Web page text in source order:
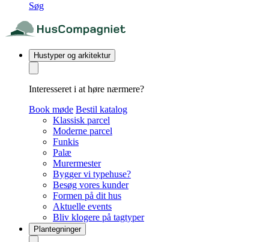
Søg
Hustyper og arkitektur
Interesseret i at høre nærmere?
Book møde Bestil katalog
Klassisk parcel
Moderne parcel
Funkis
Palæ
Murermester
Bygger vi typehuse?
Besøg vores kunder
Formen på dit hus
Aktuelle events
Bliv klogere på tagtyper
Plantegninger